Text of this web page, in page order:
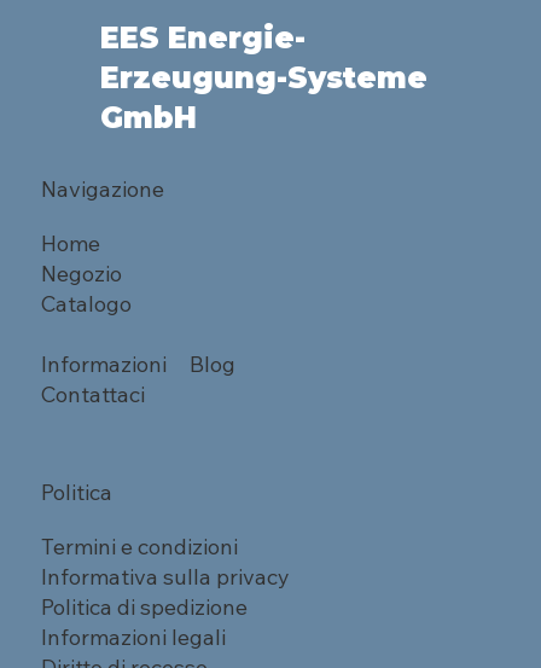
EES Energie-
Erzeugung-Systeme
GmbH
Navigazione
Home
Negozio
Catalogo
Informazioni
Blog
Contattaci
Politica
Termini e condizioni
Informativa sulla privacy
Politica di spedizione
Informazioni legali